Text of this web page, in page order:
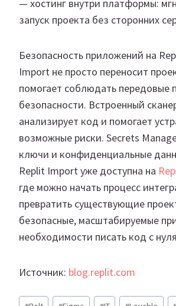
— хостинг внутри платформы:
запуск проекта без сторонних
Безопасность приложений на
Import не просто переносит
помогает соблюдать передовые
безопасности. Встроенный
анализирует код и помогает
возможные риски. Secrets
ключи и конфиденциальные
Replit Import уже доступна на
где можно начать процесс
превратить существующие
безопасные, масштабируемые
необходимости писать код с
Источник: blog.replit.com
Метки